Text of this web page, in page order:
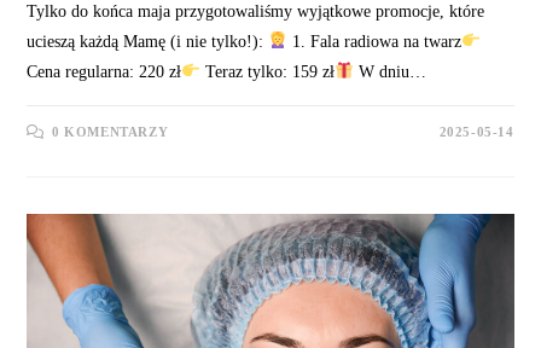
Tylko do końca maja przygotowaliśmy wyjątkowe promocje, które
ucieszą każdą Mamę (i nie tylko!):
1. Fala radiowa na twarz
Cena regularna: 220 zł
Teraz tylko: 159 zł W dniu…
0 KOMENTARZY 2025-05-14